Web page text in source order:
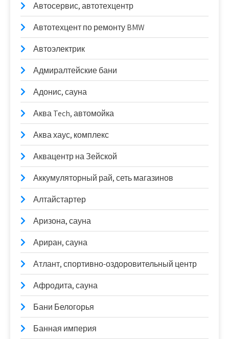
Автосервис, автотехцентр
Автотехцент по ремонту BMW
Автоэлектрик
Адмиралтейские бани
Адонис, сауна
Аква Tech, автомойка
Аква хаус, комплекс
Аквацентр на Зейской
Аккумуляторный рай, сеть магазинов
Алтайстартер
Аризона, сауна
Ариран, сауна
Атлант, спортивно-оздоровительный центр
Афродита, сауна
Бани Белогорья
Банная империя